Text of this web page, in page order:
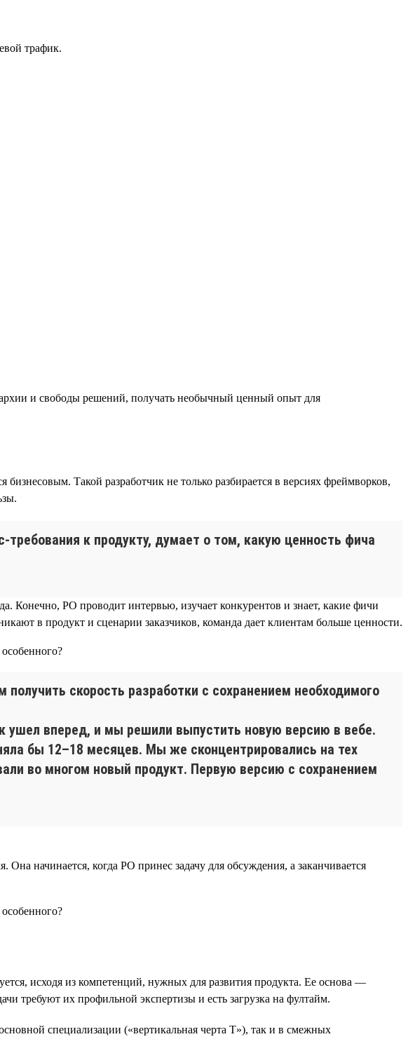
трафик.
и свободы решений, получать необычный ценный опыт для
Такой разработчик не только разбирается в версиях фреймворков,
к продукту, думает о том, какую ценность фича
Конечно, PO проводит интервью, изучает конкурентов и знает, какие фичи
в продукт и сценарии заказчиков, команда дает клиентам больше ценности.
скорость разработки с сохранением необходимого
ушел вперед, и мы решили выпустить новую версию в вебе.
бы 12–18 месяцев. Мы же сконцентрировались на тех
во многом новый продукт. Первую версию с сохранением
начинается, когда PO принес задачу для обсуждения, а заканчивается
исходя из компетенций, нужных для развития продукта. Ее основа —
требуют их профильной экспертизы и есть загрузка на фултайм.
специализации («вертикальная черта Т»), так и в смежных